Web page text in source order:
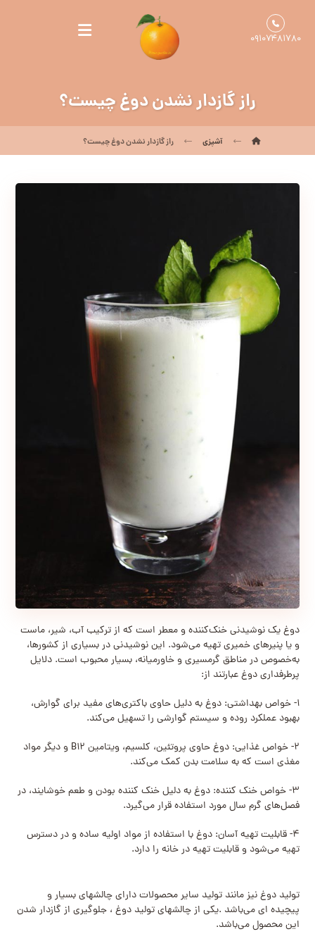
۰۹۱۰۷۴۸۱۷۸۰
راز گازدار نشدن دوغ چیست؟
آشپزی راز گازدار نشدن دوغ چیست؟
دوغ یک نوشیدنی خنک‌کننده و معطر است که از ترکیب آب، شیر، ماست
و یا پنیرهای خمیری تهیه می‌شود. این نوشیدنی در بسیاری از کشورها،
به‌خصوص در مناطق گرمسیری و خاورمیانه، بسیار محبوب است. دلایل
پرطرفداری دوغ عبارتند از:
۱- خواص بهداشتی: دوغ به دلیل حاوی باکتری‌های مفید برای گوارش،
بهبود عملکرد روده و سیستم گوارشی را تسهیل می‌کند.
۲- خواص غذایی: دوغ حاوی پروتئین، کلسیم، ویتامین B۱۲ و دیگر مواد
مغذی است که به سلامت بدن کمک می‌کند.
۳- خواص خنک کننده: دوغ به دلیل خنک کننده بودن و طعم خوشایند، در
فصل‌های گرم سال مورد استفاده قرار می‌گیرد.
۴- قابلیت تهیه آسان: دوغ با استفاده از مواد اولیه ساده و در دسترس
تهیه می‌شود و قابلیت تهیه در خانه را دارد.
تولید دوغ نیز مانند تولید سایر محصولات دارای چالشهای بسیار و
پیچیده ای می‌باشد .یکی از چالشهای تولید دوغ ، جلوگیری از گازدار شدن
این محصول می‌باشد.